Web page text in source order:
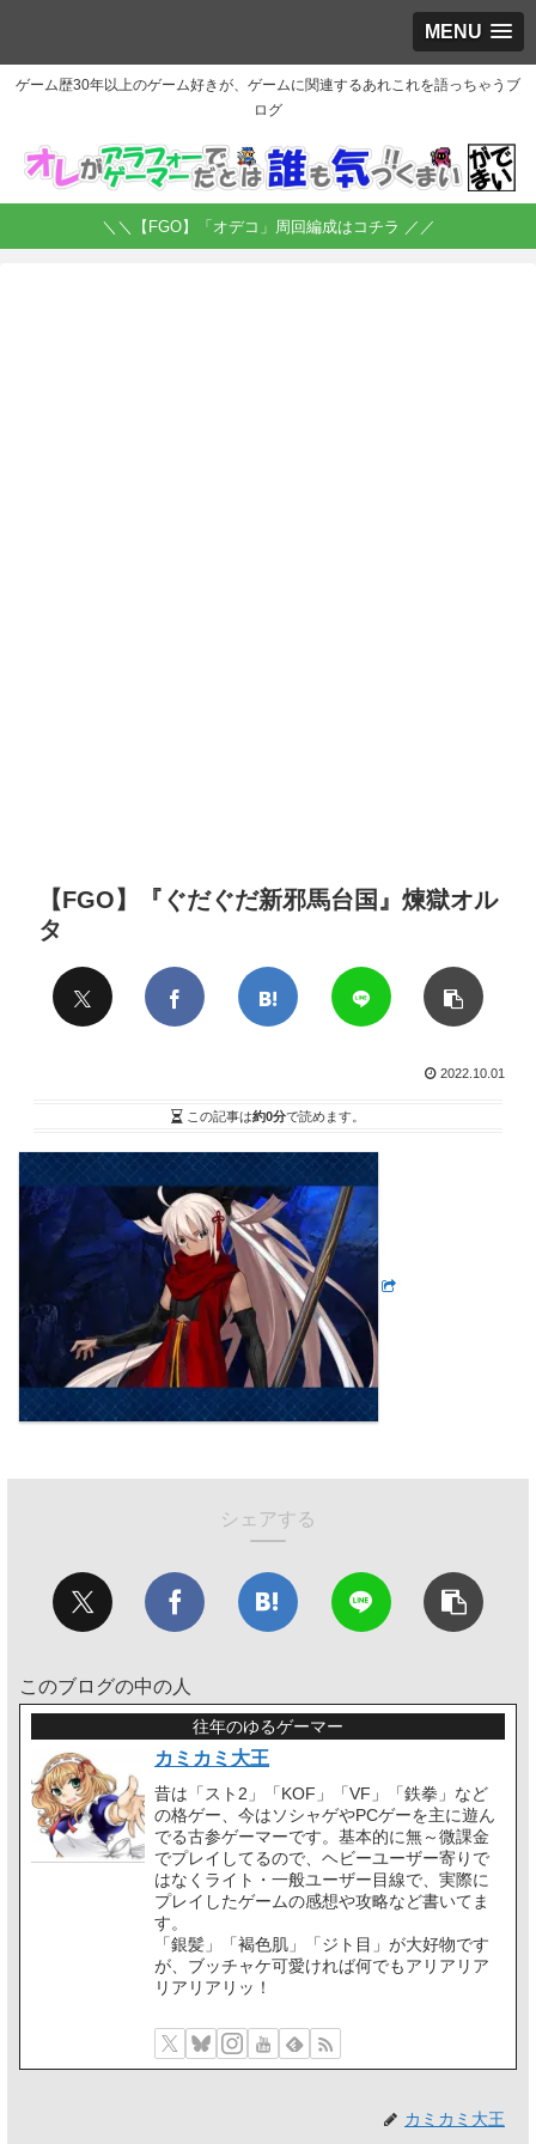
MENU
ゲーム歴30年以上のゲーム好きが、ゲームに関連するあれこれを語っちゃうブ
ログ
＼＼【FGO】「オデコ」周回編成はコチラ ／／
【FGO】『ぐだぐだ新邪馬台国』煉獄オル
タ
2022.10.01
この記事は約0分で読めます。
シェアする
このブログの中の人
往年のゆるゲーマー
カミカミ大王
昔は「スト2」「KOF」「VF」「鉄拳」など
の格ゲー、今はソシャゲやPCゲーを主に遊ん
でる古参ゲーマーです。基本的に無～微課金
でプレイしてるので、ヘビーユーザー寄りで
はなくライト・一般ユーザー目線で、実際に
プレイしたゲームの感想や攻略など書いてま
す。
「銀髪」「褐色肌」「ジト目」が大好物です
が、ブッチャケ可愛ければ何でもアリアリア
リアリアリッ！
カミカミ大王